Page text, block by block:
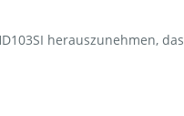
herauszunehmen, das